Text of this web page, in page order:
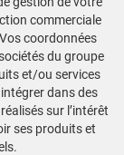
commerciale
coordonnées
du groupe
et/ou services
dans des
sur l’intérêt
ses produits et